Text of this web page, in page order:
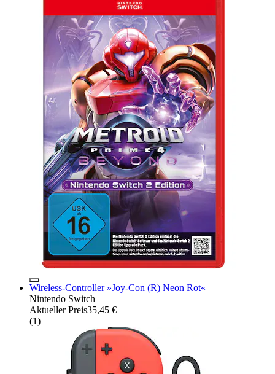
Wireless-Controller »Joy-Con (R) Neon Rot«
Nintendo Switch
Aktueller Preis35,45 €
(1)